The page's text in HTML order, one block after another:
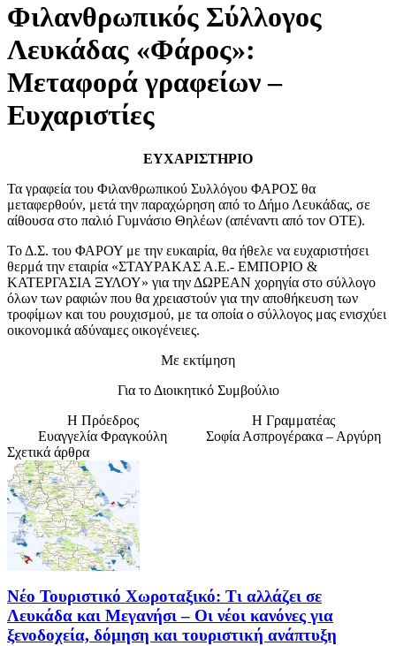
Φιλανθρωπικός Σύλλογος
Λευκάδας «Φάρος»:
Μεταφορά γραφείων –
Ευχαριστίες
ΕΥΧΑΡΙΣΤΗΡΙΟ
Τα γραφεία του Φιλανθρωπικού Συλλόγου ΦΑΡΟΣ θα
μεταφερθούν, μετά την παραχώρηση από το Δήμο Λευκάδας, σε
αίθουσα στο παλιό Γυμνάσιο Θηλέων (απέναντι από τον ΟΤΕ).
Το Δ.Σ. του ΦΑΡΟΥ με την ευκαιρία, θα ήθελε να ευχαριστήσει
θερμά την εταιρία «ΣΤΑΥΡΑΚΑΣ Α.Ε.- ΕΜΠΟΡΙΟ &
ΚΑΤΕΡΓΑΣΙΑ ΞΥΛΟΥ» για την ΔΩΡΕΑΝ χορηγία στο σύλλογο
όλων των ραφιών που θα χρειαστούν για την αποθήκευση των
τροφίμων και του ρουχισμού, με τα οποία ο σύλλογος μας ενισχύει
οικονομικά αδύναμες οικογένειες.
Με εκτίμηση
Για το Διοικητικό Συμβούλιο
Η Πρόεδρος
Ευαγγελία Φραγκούλη
Η Γραμματέας
Σοφία Ασπρογέρακα – Αργύρη
Σχετικά άρθρα
Νέο Τουριστικό Χωροταξικό: Τι αλλάζει σε
Λευκάδα και Μεγανήσι – Οι νέοι κανόνες για
ξενοδοχεία, δόμηση και τουριστική ανάπτυξη